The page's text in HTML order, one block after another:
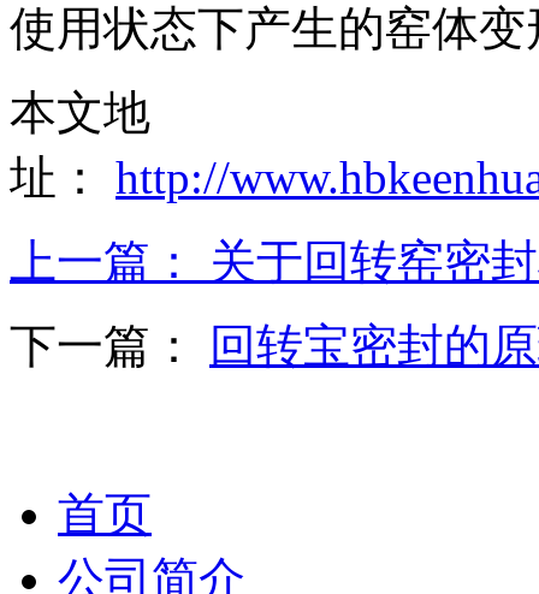
使用状态下产生的窑体
本文地
址： http://
上一篇： 关于回转窑密
下一篇：
回转宝密封的
首页
公司简介